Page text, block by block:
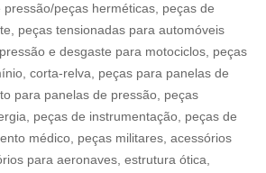
peças herméticas, peças de
peças tensionadas para automóveis
e desgaste para motociclos, peças
corta-relva, peças para panelas de
para panelas de pressão, peças
peças de instrumentação, peças de
médico, peças militares, acessórios
para aeronaves, estrutura ótica,